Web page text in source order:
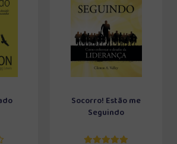
Socorro! Estão me
Seguindo